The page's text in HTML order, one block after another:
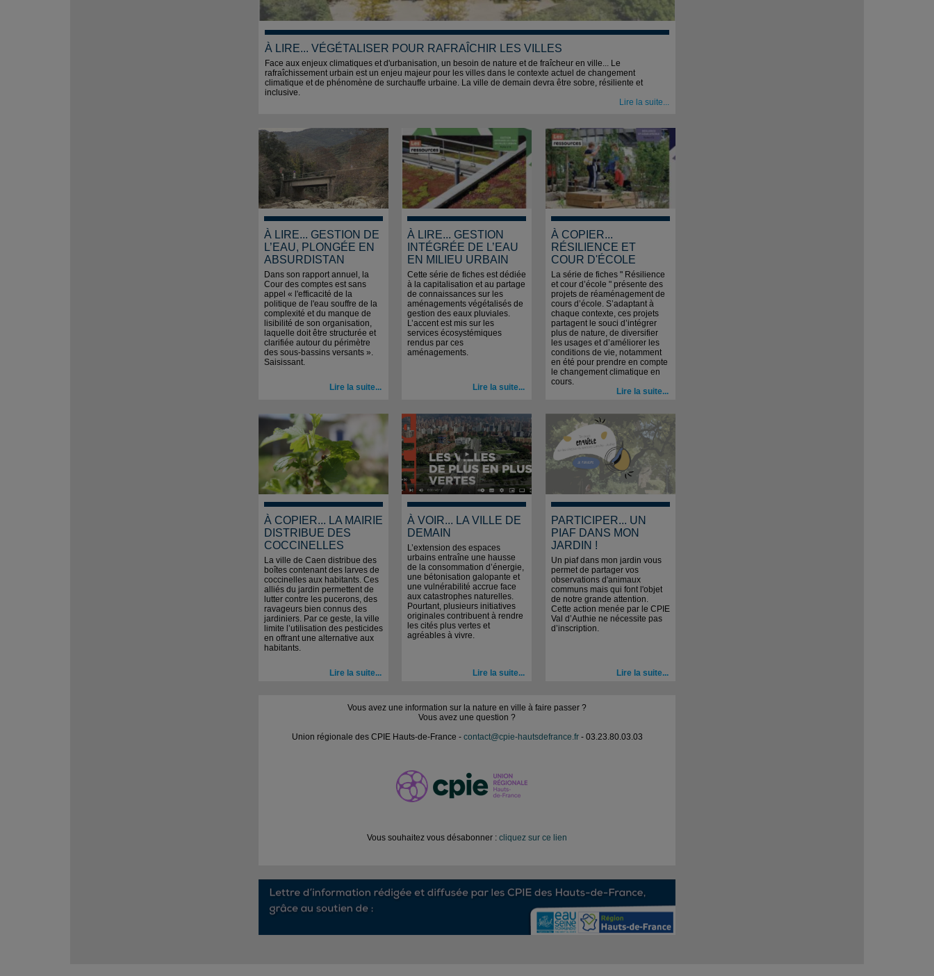
À LIRE... VÉGÉTALISER POUR RAFRAÎCHIR LES VILLES
Face aux enjeux climatiques et d'urbanisation, un be­soin de nature et de fraîcheur en ville... Le
rafraîchissement urbain est un enjeu majeur pour les villes dans le contexte actuel de changement
climatique et de phénomène de surchauffe urbaine. La ville de demain devra être sobre, résiliente et
inclusive.
Lire la suite...
À LIRE... GESTION DE
L’EAU, PLONGÉE EN
ABSURDISTAN
Dans son rapport annuel, la
Cour des comptes est sans
appel « l'efficacité de la
politique de l'eau souffre de la
complexité et du manque de
lisibilité de son organisation,
laquelle doit être structurée et
clarifiée autour du périmètre
des sous-bassins versants ».
Saisissant.
Lire la suite...
À LIRE... GESTION
INTÉGRÉE DE L’EAU
EN MILIEU URBAIN
Cette série de fiches est dédiée
à la capitalisation et au partage
de connaissances sur les
aménagements végétalisés de
gestion des eaux pluviales.
L’accent est mis sur les
services écosystémiques
rendus par ces
aménagements.
Lire la suite...
À COPIER...
RÉSILIENCE ET
COUR D'ÉCOLE
La série de fiches " Résilience
et cour d’école " présente des
projets de réaménagement de
cours d’école. S’adaptant à
chaque contexte, ces projets
partagent le souci d’intégrer
plus de nature, de diversifier
les usages et d’améliorer les
conditions de vie, notamment
en été pour prendre en compte
le changement climatique en
cours.
Lire la suite...
À COPIER... LA MAIRIE
DISTRIBUE DES
COCCINELLES
La ville de Caen distribue des
boîtes contenant des larves de
coccinelles aux habitants. Ces
alliés du jardin permettent de
lutter contre les pucerons, des
ravageurs bien connus des
jardiniers. Par ce geste, la ville
limite l’utilisation des pesticides
en offrant une alternative aux
habitants.
Lire la suite...
À VOIR... LA VILLE DE
DEMAIN
L’extension des espaces
urbains entraîne une hausse
de la consommation d’énergie,
une bétonisation galopante et
une vulnérabilité accrue face
aux catastrophes naturelles.
Pourtant, plusieurs initiatives
originales contribuent à rendre
les cités plus vertes et
agréables à vivre.
Lire la suite...
PARTICIPER... UN
PIAF DANS MON
JARDIN !
Un piaf dans mon jardin vous
permet de partager vos
observations d'animaux
communs mais qui font l'objet
de notre grande attention.
Cette action menée par le CPIE
Val d’Authie ne nécessite pas
d’inscription.
Lire la suite...
Vous avez une information sur la nature en ville à faire passer ?
Vous avez une question ?
Union régionale des CPIE Hauts-de-France - contact@cpie-hautsdefrance.fr- 03.23.80.03.03
Vous souhaitez vous désabonner : cliquez sur ce lien